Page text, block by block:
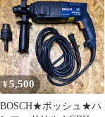
¥5,500
BOSCH★ボッシュ★ハ